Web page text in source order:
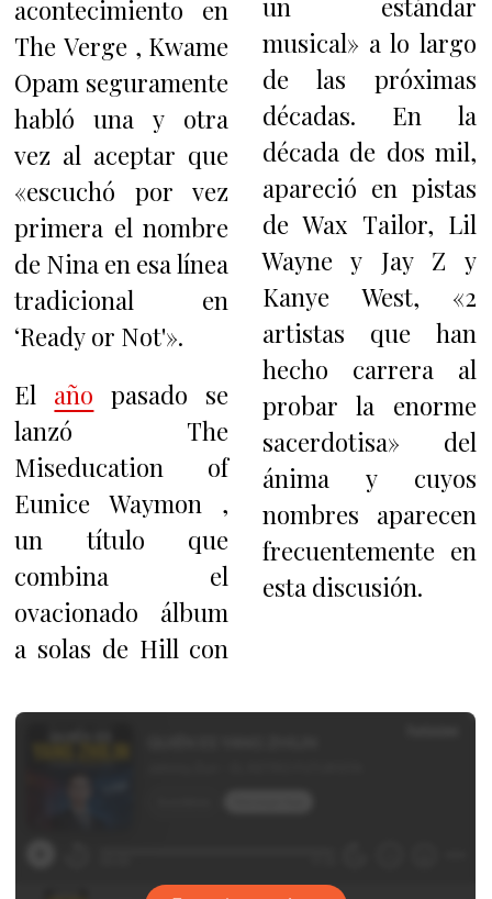
acontecimiento en
The Verge , Kwame
Opam seguramente
habló una y otra
vez al aceptar que
«escuchó por vez
primera el nombre
de Nina en esa línea
tradicional en
‘Ready or Not'».
El año pasado se
lanzó The
Miseducation of
Eunice Waymon ,
un título que
combina el
ovacionado álbum
a solas de Hill con
un estándar
musical» a lo largo
de las próximas
décadas. En la
década de dos mil,
apareció en pistas
de Wax Tailor, Lil
Wayne y Jay Z y
Kanye West, «2
artistas que han
hecho carrera al
probar la enorme
sacerdotisa» del
ánima y cuyos
nombres aparecen
frecuentemente en
esta discusión.